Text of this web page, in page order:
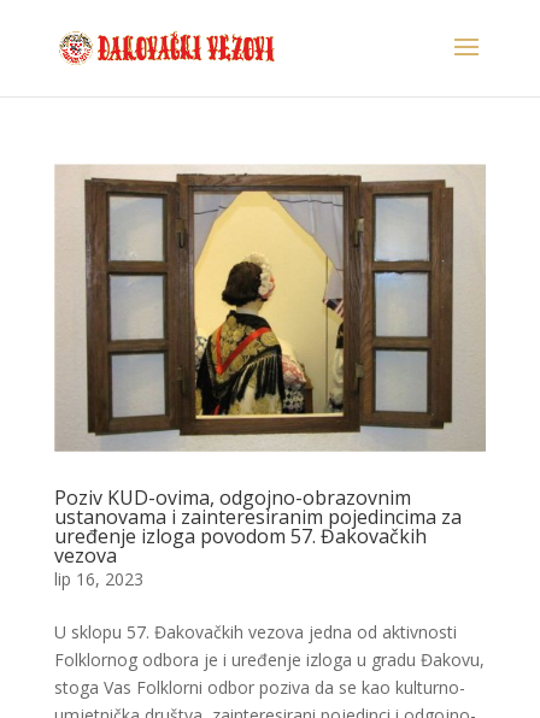
Poziv KUD-ovima, odgojno-obrazovnim
ustanovama i zainteresiranim pojedincima za
uređenje izloga povodom 57. Đakovačkih
vezova
lip 16, 2023
U sklopu 57. Đakovačkih vezova jedna od aktivnosti
Folklornog odbora je i uređenje izloga u gradu Đakovu,
stoga Vas Folklorni odbor poziva da se kao kulturno-